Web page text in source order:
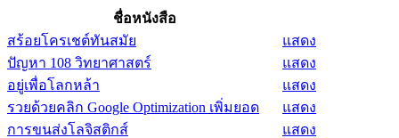
ชื่อหนังสือ
สร้อยโครเชต์ทันสมัย
แสดง
ปัญหา 108 วิทยาศาสตร์
แสดง
อยู่เพื่อโลกหล้า
แสดง
รวยด้วยคลิก Google Optimization เพิ่มยอด
แสดง
การขนส่งโลจิสติกส์
แสดง